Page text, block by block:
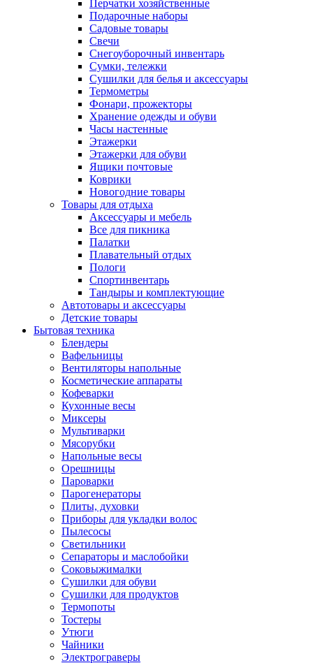
Перчатки хозяйственные
Подарочные наборы
Садовые товары
Свечи
Снегоуборочный инвентарь
Сумки, тележки
Сушилки для белья и аксессуары
Термометры
Фонари, прожекторы
Хранение одежды и обуви
Часы настенные
Этажерки
Этажерки для обуви
Ящики почтовые
Коврики
Новогодние товары
Товары для отдыха
Аксессуары и мебель
Все для пикника
Палатки
Плавательный отдых
Пологи
Спортинвентарь
Тандыры и комплектующие
Автотовары и аксессуары
Детские товары
Бытовая техника
Блендеры
Вафельницы
Вентиляторы напольные
Косметические аппараты
Кофеварки
Кухонные весы
Миксеры
Мультиварки
Мясорубки
Напольные весы
Орешницы
Пароварки
Парогенераторы
Плиты, духовки
Приборы для укладки волос
Пылесосы
Светильники
Сепараторы и маслобойки
Соковыжималки
Сушилки для обуви
Сушилки для продуктов
Термопоты
Тостеры
Утюги
Чайники
Электрограверы